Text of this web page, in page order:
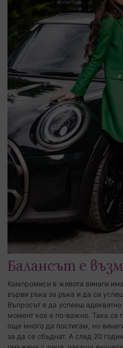
Балансът е
Компромиси в живота винаги
върви ръка за ръка и да си
Въпросът е да успееш
момент кое е по-важно. Така се
още много да постигам, но
за да се сбъднат. А след 20
Абонирай се за
твоят БИЗНЕС и ще
авторски бизнес
наши проекти и
Моля въведете вашият е-
Абонирай се